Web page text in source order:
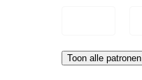
Toon alle patronen